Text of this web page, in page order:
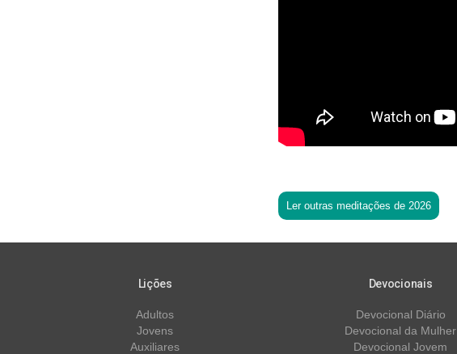
Ler outras meditações de 2026
Lições
Adultos
Jovens
Auxiliares
Devocionais
Devocional Diário
Devocional da Mulher
Devocional Jovem